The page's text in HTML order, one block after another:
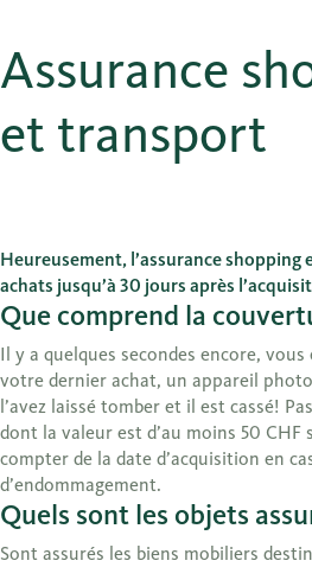
Assurance
et transport
Heureusement, l’assurance
achats jusqu’à 30 jours après
Que comprend la
Il y a quelques secondes encore,
votre dernier achat, un appareil
l’avez laissé tomber et il est cassé!
dont la valeur est d’au moins 50 CHF
compter de la date d’acquisition en
d’endommagement.
Quels sont les objets
Sont assurés les biens mobiliers